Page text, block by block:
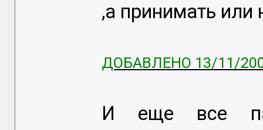
,а принимать или
ДОБАВЛЕНО 13/11/
И еще все